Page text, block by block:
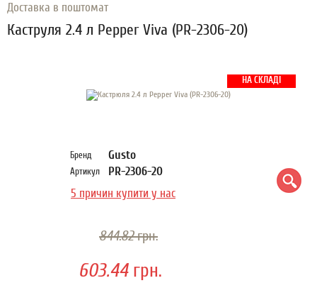
Доставка в поштомат
Каструля 2.4 л Pepper Viva (PR-2306-20)
НА СКЛАДІ
Бренд Gusto
Артикул
PR-2306-20
5 причин купити у нас
844.82грн.
603.44грн.